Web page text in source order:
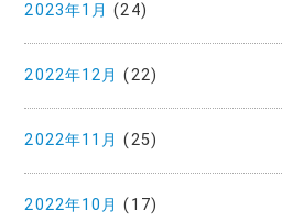
2023年1月 (24)
2022年12月 (22)
2022年11月 (25)
2022年10月 (17)